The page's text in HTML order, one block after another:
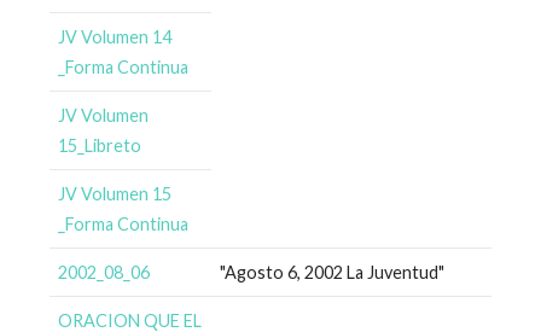
JV Volumen 14
_Forma Continua
JV Volumen
15_Libreto
JV Volumen 15
_Forma Continua
2002_08_06 "Agosto 6, 2002 La Juventud"
ORACION QUE EL